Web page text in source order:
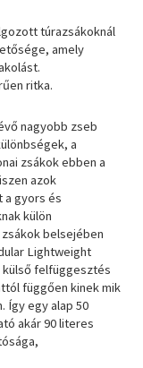
túrazsákoknál
amely
ritka.
nagyobb zseb
a
zsákok ebben a
azok
a gyors és
külön
belsejében
Lightweight
külső felfüggesztés
függően kinek mik
Így egy alap 50
akár 90 literes